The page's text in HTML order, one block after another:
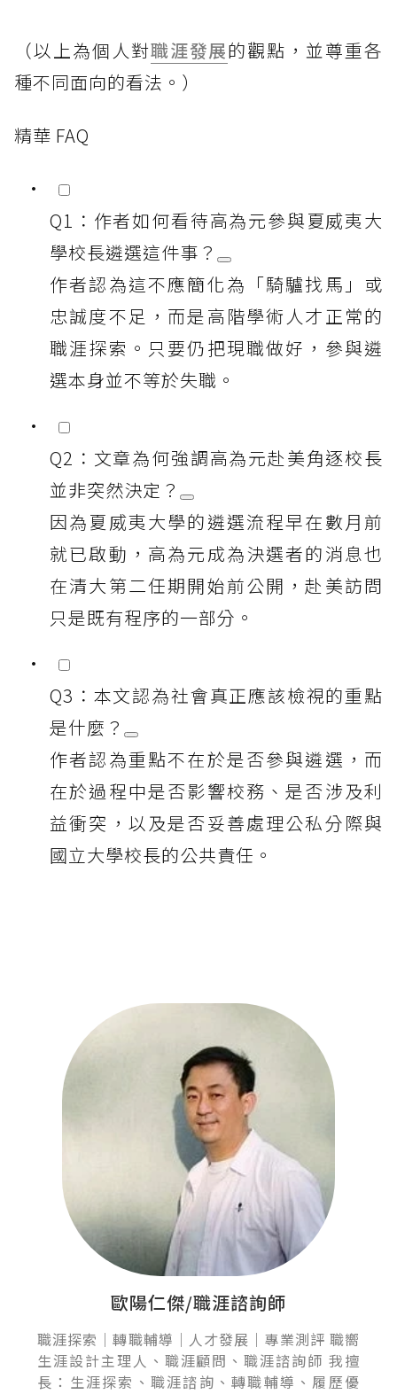
（以上為個人對職涯發展的觀點，並尊重各
種不同面向的看法。）
精華 FAQ
Q1：作者如何看待高為元參與夏威夷大
學校長遴選這件事？
作者認為這不應簡化為「騎驢找馬」或
忠誠度不足，而是高階學術人才正常的
職涯探索。只要仍把現職做好，參與遴
選本身並不等於失職。
Q2：文章為何強調高為元赴美角逐校長
並非突然決定？
因為夏威夷大學的遴選流程早在數月前
就已啟動，高為元成為決選者的消息也
在清大第二任期開始前公開，赴美訪問
只是既有程序的一部分。
Q3：本文認為社會真正應該檢視的重點
是什麼？
作者認為重點不在於是否參與遴選，而
在於過程中是否影響校務、是否涉及利
益衝突，以及是否妥善處理公私分際與
國立大學校長的公共責任。
歐陽仁傑/職涯諮詢師
職涯探索｜轉職輔導｜人才發展｜專業測評 職嚮
生涯設計主理人、職涯顧問、職涯諮詢師 我擅
長：生涯探索、職涯諮詢、轉職輔導、履歷優